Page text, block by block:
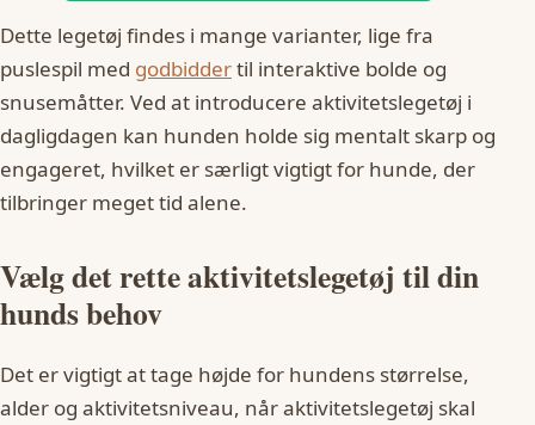
Dette legetøj findes i mange varianter, lige fra
puslespil med godbiddertil interaktive bolde og
snusemåtter. Ved at introducere aktivitetslegetøj i
dagligdagen kan hunden holde sig mentalt skarp og
engageret, hvilket er særligt vigtigt for hunde, der
tilbringer meget tid alene.
Vælg det rette aktivitetslegetøj til din
hunds behov
Det er vigtigt at tage højde for hundens størrelse,
alder og aktivitetsniveau, når aktivitetslegetøj skal